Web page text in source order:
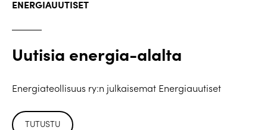
ENERGIAUUTISET
Uutisia energia-alalta
Energiateollisuus ry:n julkaisemat Energiauutiset
TUTUSTU